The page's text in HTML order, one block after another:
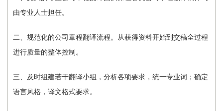
由专业人士担任。
二、规范化的公司章程翻译流程。从获得资料开始到交稿全过程
进行质量的整体控制。
三、及时组建若干翻译小组，分析各项要求，统一专业词；确定
语言风格，译文格式要求。